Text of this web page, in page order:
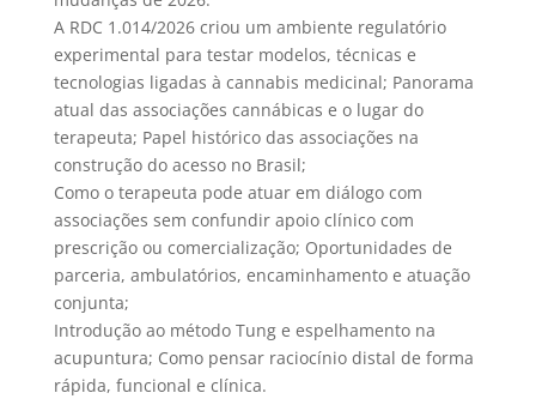
A RDC 1.014/2026 criou um ambiente regulatório
experimental para testar modelos, técnicas e
tecnologias ligadas à cannabis medicinal; Panorama
atual das associações cannábicas e o lugar do
terapeuta; Papel histórico das associações na
construção do acesso no Brasil;
Como o terapeuta pode atuar em diálogo com
associações sem confundir apoio clínico com
prescrição ou comercialização; Oportunidades de
parceria, ambulatórios, encaminhamento e atuação
conjunta;
Introdução ao método Tung e espelhamento na
acupuntura; Como pensar raciocínio distal de forma
rápida, funcional e clínica.